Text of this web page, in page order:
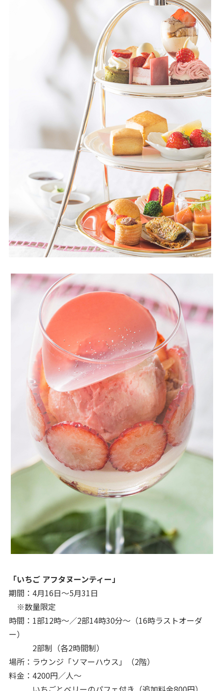
「いちご アフタヌーンティー」
期間：4月16日～5月31日
※数量限定
時間：1部12時～／2部14時30分～（16時ラストオーダ
ー）
2部制（各2時間制）
場所：ラウンジ「ソマーハウス」（2階）
料金：4200円／人～